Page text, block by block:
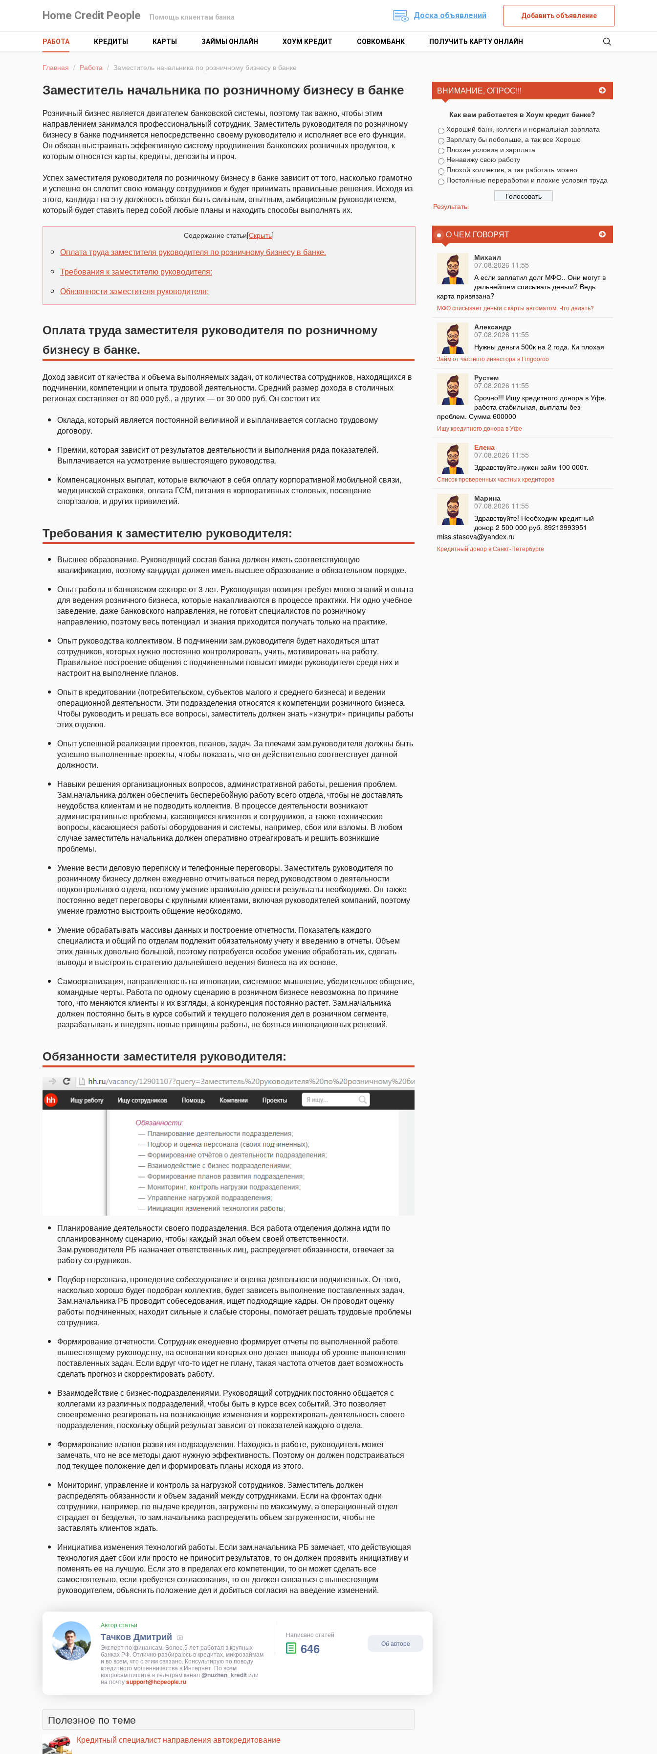
Home Credit People Помощь клиентам банка Доска объявлений Добавить объявление
РАБОТА КРЕДИТЫ КАРТЫ ЗАЙМЫ ОНЛАЙН ХОУМ КРЕДИТ СОВКОМБАНК ПОЛУЧИТЬ КАРТУ ОНЛАЙН
Главная / Работа / Заместитель начальника по розничному бизнесу в банке
Заместитель начальника по розничному бизнесу в банке
Розничный бизнес является двигателем банковской системы, поэтому так важно, чтобы этим
направлением занимался профессиональный сотрудник. Заместитель руководителя по розничному
бизнесу в банке подчиняется непосредственно своему руководителю и исполняет все его функции.
Он обязан выстраивать эффективную систему продвижения банковских розничных продуктов, к
которым относятся карты, кредиты, депозиты и проч.
Успех заместителя руководителя по розничному бизнесу в банке зависит от того, насколько грамотно
и успешно он сплотит свою команду сотрудников и будет принимать правильные решения. Исходя из
этого, кандидат на эту должность обязан быть сильным, опытным, амбициозным руководителем,
который будет ставить перед собой любые планы и находить способы выполнять их.
Содержание статьи[Скрыть]
Оплата труда заместителя руководителя по розничному бизнесу в банке.
Требования к заместителю руководителя:
Обязанности заместителя руководителя:
Оплата труда заместителя руководителя по розничному
бизнесу в банке.
Доход зависит от качества и объема выполняемых задач, от количества сотрудников, находящихся в
подчинении, компетенции и опыта трудовой деятельности. Средний размер дохода в столичных
регионах составляет от 80 000 руб., а других — от 30 000 руб. Он состоит из:
Оклада, который является постоянной величиной и выплачивается согласно трудовому
договору.
Премии, которая зависит от результатов деятельности и выполнения ряда показателей.
Выплачивается на усмотрение вышестоящего руководства.
Компенсационных выплат, которые включают в себя оплату корпоративной мобильной связи,
медицинской страховки, оплата ГСМ, питания в корпоративных столовых, посещение
спортзалов, и других привилегий.
Требования к заместителю руководителя:
Высшее образование. Руководящий состав банка должен иметь соответствующую
квалификацию, поэтому кандидат должен иметь высшее образование в обязательном порядке.
Опыт работы в банковском секторе от 3 лет. Руководящая позиция требует много знаний и опыта
для ведения розничного бизнеса, которые накапливаются в процессе практики. Ни одно учебное
заведение, даже банковского направления, не готовит специалистов по розничному
направлению, поэтому весь потенциал и знания приходится получать только на практике.
Опыт руководства коллективом. В подчинении зам.руководителя будет находиться штат
сотрудников, которых нужно постоянно контролировать, учить, мотивировать на работу.
Правильное построение общения с подчиненными повысит имидж руководителя среди них и
настроит на выполнение планов.
Опыт в кредитовании (потребительском, субъектов малого и среднего бизнеса) и ведении
операционной деятельности. Эти подразделения относятся к компетенции розничного бизнеса.
Чтобы руководить и решать все вопросы, заместитель должен знать «изнутри» принципы работы
этих отделов.
Опыт успешной реализации проектов, планов, задач. За плечами зам.руководителя должны быть
успешно выполненные проекты, чтобы показать, что он действительно соответствует данной
должности.
Навыки решения организационных вопросов, административной работы, решения проблем.
Зам.начальника должен обеспечить бесперебойную работу всего отдела, чтобы не доставлять
неудобства клиентам и не подводить коллектив. В процессе деятельности возникают
административные проблемы, касающиеся клиентов и сотрудников, а также технические
вопросы, касающиеся работы оборудования и системы, например, сбои или взломы. В любом
случае заместитель начальника должен оперативно отреагировать и решить возникшие
проблемы.
Умение вести деловую переписку и телефонные переговоры. Заместитель руководителя по
розничному бизнесу должен ежедневно отчитываться перед руководством о деятельности
подконтрольного отдела, поэтому умение правильно донести результаты необходимо. Он также
постоянно ведет переговоры с крупными клиентами, включая руководителей компаний, поэтому
умение грамотно выстроить общение необходимо.
Умение обрабатывать массивы данных и построение отчетности. Показатель каждого
специалиста и общий по отделам подлежит обязательному учету и введению в отчеты. Объем
этих данных довольно большой, поэтому потребуется особое умение обработать их, сделать
выводы и выстроить стратегию дальнейшего ведения бизнеса на их основе.
Самоорганизация, направленность на инновации, системное мышление, убедительное общение,
командные черты. Работа по одному сценарию в розничном бизнесе невозможна по причине
того, что меняются клиенты и их взгляды, а конкуренция постоянно растет. Зам.начальника
должен постоянно быть в курсе событий и текущего положения дел в розничном сегменте,
разрабатывать и внедрять новые принципы работы, не бояться инновационных решений.
Обязанности заместителя руководителя:
Планирование деятельности своего подразделения. Вся работа отделения должна идти по
спланированному сценарию, чтобы каждый знал объем своей ответственности.
Зам.руководителя РБ назначает ответственных лиц, распределяет обязанности, отвечает за
работу сотрудников.
Подбор персонала, проведение собеседование и оценка деятельности подчиненных. От того,
насколько хорошо будет подобран коллектив, будет зависеть выполнение поставленных задач.
Зам.начальника РБ проводит собеседования, ищет подходящие кадры. Он проводит оценку
работы подчиненных, находит сильные и слабые стороны, помогает решать трудовые проблемы
сотрудника.
Формирование отчетности. Сотрудник ежедневно формирует отчеты по выполненной работе
вышестоящему руководству, на основании которых оно делает выводы об уровне выполнения
поставленных задач. Если вдруг что-то идет не плану, такая частота отчетов дает возможность
сделать прогноз и скорректировать работу.
Взаимодействие с бизнес-подразделениями. Руководящий сотрудник постоянно общается с
коллегами из различных подразделений, чтобы быть в курсе всех событий. Это позволяет
своевременно реагировать на возникающие изменения и корректировать деятельность своего
подразделения, поскольку общий результат зависит от показателей каждого отдела.
Формирование планов развития подразделения. Находясь в работе, руководитель может
замечать, что не все методы дают нужную эффективность. Поэтому он должен подстраиваться
под текущее положение дел и формировать планы исходя из этого.
Мониторинг, управление и контроль за нагрузкой сотрудников. Заместитель должен
распределять обязанности и объем заданий между сотрудниками. Если на фронтах одни
сотрудники, например, по выдаче кредитов, загружены по максимуму, а операционный отдел
страдает от безделья, то зам.начальника распределить объем загруженности, чтобы не
заставлять клиентов ждать.
Инициатива изменения технологий работы. Если зам.начальника РБ замечает, что действующая
технология дает сбои или просто не приносит результатов, то он должен проявить инициативу и
поменять ее на лучшую. Если это в пределах его компетенции, то он может сделать все
самостоятельно, если требуется согласования, то он должен связаться с вышестоящим
руководителем, объяснить положение дел и добиться согласия на введение изменений.
Автор статьи
Тачков Дмитрий
Эксперт по финансам. Более 5 лет работал в крупных
банках РФ. Отлично разбираюсь в кредитах, микрозаймам
и во всем, что с этим связано. Консультирую по поводу
кредитного мошенничества в Интернет. По всем
вопросам пишите в телеграм канал @nuzhen_kredit или
на почтуsupport@hcpeople.ru
Написано статей
646 Об авторе
Полезное по теме
Кредитный специалист направления автокредитование
ВНИМАНИЕ, ОПРОС!!!
Как вам работается в Хоум кредит банке?
Хороший банк, коллеги и нормальная зарплата
Зарплату бы побольше, а так все Хорошо
Плохие условия и зарплата
Ненавижу свою работу
Плохой коллектив, а так работать можно
Постоянные переработки и плохие условия труда
Результаты
О ЧЕМ ГОВОРЯТ
Михаил
07.08.2026 11:55
А если заплатил долг МФО.. Они могут в
дальнейшем списывать деньги? Ведь
карта привязана?
МФО списывает деньги с карты автоматом. Что делать?
Александр
07.08.2026 11:55
Нужны деньги 500к на 2 года. Ки плохая
Займ от частного инвестора в Fingooroo
Рустем
07.08.2026 11:55
Срочно!!! Ищу кредитного донора в Уфе,
работа стабильная, выплаты без
проблем. Сумма 600000
Ищу кредитного донора в Уфе
Елена
07.08.2026 11:55
Здравствуйте.нужен займ 100 000т.
Список проверенных частных кредиторов
Марина
07.08.2026 11:55
Здравствуйте! Необходим кредитный
донор 2 500 000 руб. 89213993951
miss.staseva@yandex.ru
Кредитный донор в Санкт-Петербурге